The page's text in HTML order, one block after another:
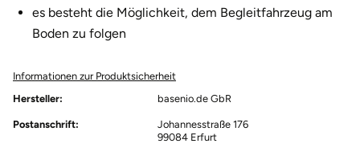
es besteht die Möglichkeit, dem Begleitfahrzeug am
Boden zu folgen
Informationen zur Produktsicherheit
Hersteller:
basenio.de GbR
Postanschrift:
Johannesstraße 176
99084 Erfurt